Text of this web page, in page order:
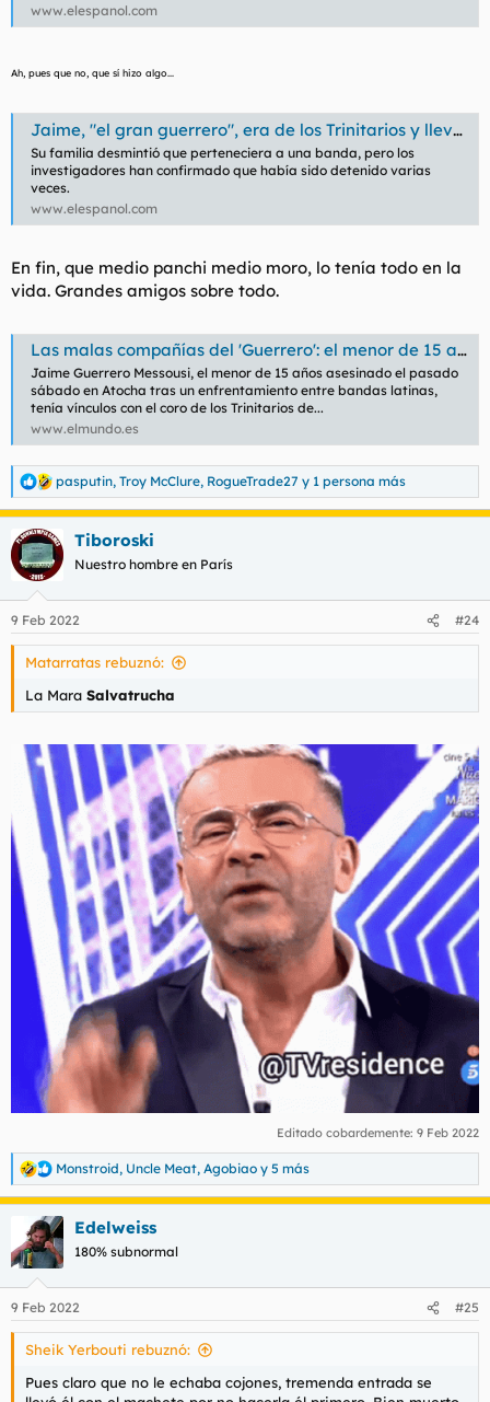
www.elespanol.com
Ah, pues que no, que sí hizo algo...
Jaime, "el gran guerrero", era de los Trinitarios y llevaba un machete de 60 cm cuando fue asesinado
Su familia desmintió que perteneciera a una banda, pero los
investigadores han confirmado que había sido detenido varias
veces.
www.elespanol.com
En fin, que medio panchi medio moro, lo tenía todo en la
vida. Grandes amigos sobre todo.
Las malas compañías del 'Guerrero': el menor de 15 años asesinado en Atocha tenía vínculos con los Trinitarios, antecedentes y portaba un machete en la reyerta
Jaime Guerrero Messousi, el menor de 15 años asesinado el pasado
sábado en Atocha tras un enfrentamiento entre bandas latinas,
tenía vínculos con el coro de los Trinitarios de...
www.elmundo.es
R
e
a
c
c
i
e
s
pasputin, Troy McClure, RogueTrade27 y 1 persona más
Tiboroski
Nuestro hombre en París
9 Feb 2022 #24
Matarratas rebuznó:
La Mara Salvatrucha
Editado cobardemente: 9 Feb 2022
R
e
a
c
i
e
s
Monstroid, Uncle Meat, Agobiao y 5 más
Edelweiss
180% subnormal
9 Feb 2022 #25
Sheik Yerbouti rebuznó:
Pues claro que no le echaba cojones, tremenda entrada se